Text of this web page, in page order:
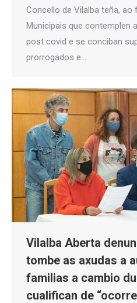
Concello de Vilalba teña, ao
Municipais que contemplen
post covid e se conciban
prorrogados e…
Vilalba Aberta
tombe as axudas a
familias a cambio
cualifican de